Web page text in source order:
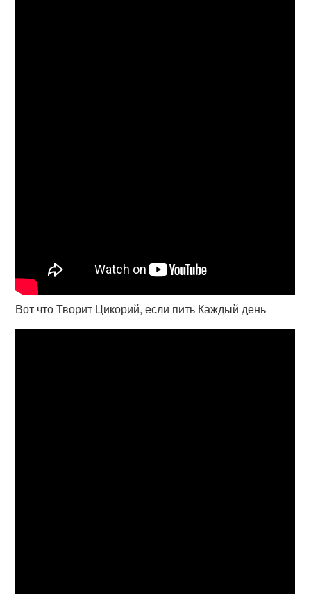
Вот что Творит Цикорий, если пить Каждый день